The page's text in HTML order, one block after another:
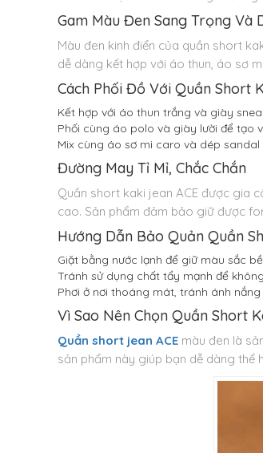
Gam Màu Đen Sang Trọng Và
Màu đen kinh điển của quần short
dễ dàng kết hợp với áo thun, áo sơ
Cách Phối Đồ Với Quần Short
Kết hợp với áo thun trắng và giày
Phối cùng áo polo và giày lười để tạo
Mix cùng áo sơ mi caro và dép
Đường May Tỉ Mỉ, Chắc Chắn
Quần short kaki jean ACE được gia
cao. Sản phẩm đảm bảo giữ được
Hướng Dẫn Bảo Quản Quần
Giặt bằng nước lạnh để giữ màu sắc
Tránh sử dụng chất tẩy mạnh để
Phơi ở nơi thoáng mát, tránh ánh
Vì Sao Nên Chọn Quần Short
Quần short jean ACE màu đen là
sản phẩm này giúp bạn dễ dàng thể